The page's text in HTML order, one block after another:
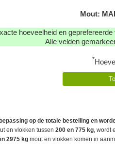
Mout:
hoeveelheid en
Alle velden
*
op de totale bestelling en
en vlokken tussen 200 en 775 kg ,
2975 kg mout en vlokken komen in